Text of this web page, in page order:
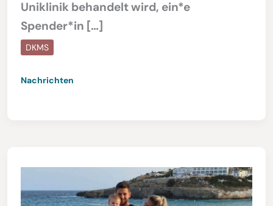
Uniklinik behandelt wird, ein*e
Spender*in […]
DKMS
Nachrichten